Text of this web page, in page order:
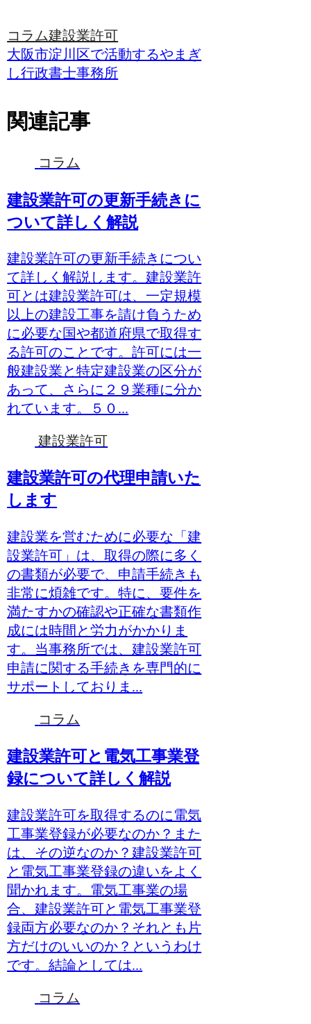
コラム建設業許可
大阪市淀川区で活動するやまぎ
し行政書士事務所
関連記事
コラム
建設業許可の更新手続きに
ついて詳しく解説
建設業許可の更新手続きについ
て詳しく解説します。建設業許
可とは建設業許可は、一定規模
以上の建設工事を請け負うため
に必要な国や都道府県で取得す
る許可のことです。許可には一
般建設業と特定建設業の区分が
あって、さらに２９業種に分か
れています。５０...
建設業許可
建設業許可の代理申請いた
します
建設業を営むために必要な「建
設業許可」は、取得の際に多く
の書類が必要で、申請手続きも
非常に煩雑です。特に、要件を
満たすかの確認や正確な書類作
成には時間と労力がかかりま
す。当事務所では、建設業許可
申請に関する手続きを専門的に
サポートしておりま...
コラム
建設業許可と電気工事業登
録について詳しく解説
建設業許可を取得するのに電気
工事業登録が必要なのか？また
は、その逆なのか？建設業許可
と電気工事業登録の違いをよく
聞かれます。電気工事業の場
合、建設業許可と電気工事業登
録両方必要なのか？それとも片
方だけのいいのか？というわけ
です。結論としては...
コラム